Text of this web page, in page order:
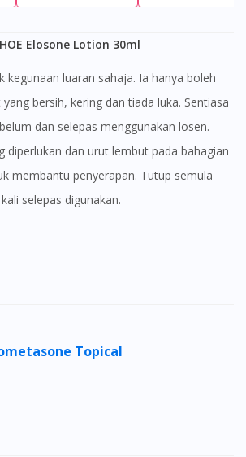
Elosone Lotion 30ml
bersih, kering dan tiada luka. Sentiasa
dan selepas menggunakan losen.
diperlukan dan urut lembut pada bahagian
membantu penyerapan. Tutup semula
selepas digunakan.
Topical